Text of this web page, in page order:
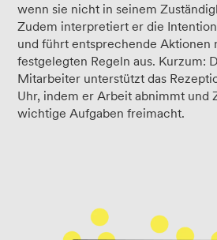
wenn sie nicht in seinem
Zudem interpretiert er die
und führt entsprechende Aktionen
festgelegten Regeln aus. Kurzum:
Mitarbeiter unterstützt das
Uhr, indem er Arbeit abnimmt und
wichtige Aufgaben freimacht.